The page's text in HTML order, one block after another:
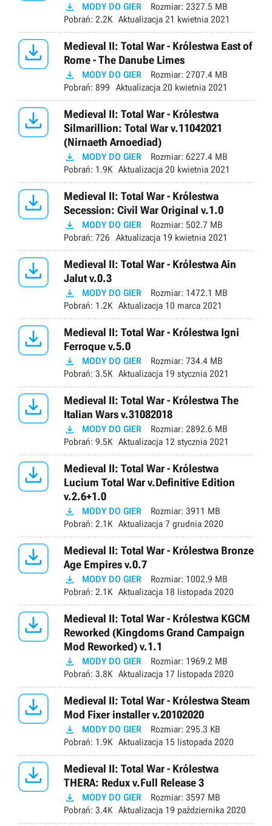
 MODY DO GIER Rozmiar: 2327.5 MB
Pobrań: 2.2K Aktualizacja 21 kwietnia 2021

Medieval II: Total War - Królestwa East of
Rome - The Danube Limes
 MODY DO GIER Rozmiar: 2707.4 MB
Pobrań: 899 Aktualizacja 20 kwietnia 2021

Medieval II: Total War - Królestwa
Silmarillion: Total War v.11042021
(Nirnaeth Arnoediad)
 MODY DO GIER Rozmiar: 6227.4 MB
Pobrań: 1.9K Aktualizacja 20 kwietnia 2021

Medieval II: Total War - Królestwa
Secession: Civil War Original v.1.0
 MODY DO GIER Rozmiar: 502.7 MB
Pobrań: 726 Aktualizacja 19 kwietnia 2021

Medieval II: Total War - Królestwa Ain
Jalut v.0.3
 MODY DO GIER Rozmiar: 1472.1 MB
Pobrań: 1.2K Aktualizacja 10 marca 2021

Medieval II: Total War - Królestwa Igni
Ferroque v.5.0
 MODY DO GIER Rozmiar: 734.4 MB
Pobrań: 3.5K Aktualizacja 19 stycznia 2021

Medieval II: Total War - Królestwa The
Italian Wars v.31082018
 MODY DO GIER Rozmiar: 2892.6 MB
Pobrań: 9.5K Aktualizacja 12 stycznia 2021

Medieval II: Total War - Królestwa
Lucium Total War v.Definitive Edition
v.2.6+1.0
 MODY DO GIER Rozmiar: 3911 MB
Pobrań: 2.1K Aktualizacja 7 grudnia 2020

Medieval II: Total War - Królestwa Bronze
Age Empires v.0.7
 MODY DO GIER Rozmiar: 1002.9 MB
Pobrań: 2.1K Aktualizacja 18 listopada 2020

Medieval II: Total War - Królestwa KGCM
Reworked (Kingdoms Grand Campaign
Mod Reworked) v.1.1
 MODY DO GIER Rozmiar: 1969.2 MB
Pobrań: 3.8K Aktualizacja 17 listopada 2020

Medieval II: Total War - Królestwa Steam
Mod Fixer installer v.20102020
 MODY DO GIER Rozmiar: 295.3 KB
Pobrań: 1.9K Aktualizacja 15 listopada 2020

Medieval II: Total War - Królestwa
THERA: Redux v.Full Release 3
 MODY DO GIER Rozmiar: 3597 MB
Pobrań: 3.4K Aktualizacja 19 października 2020